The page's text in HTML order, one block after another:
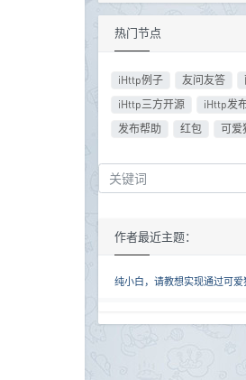
热门节点
iHttp例子 友问友答
iHttp三方开源
iHttp发
发布帮助
红包 可爱
作者最近主题：